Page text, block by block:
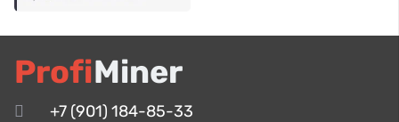
ProfiMiner
+7 (901) 184-85-33